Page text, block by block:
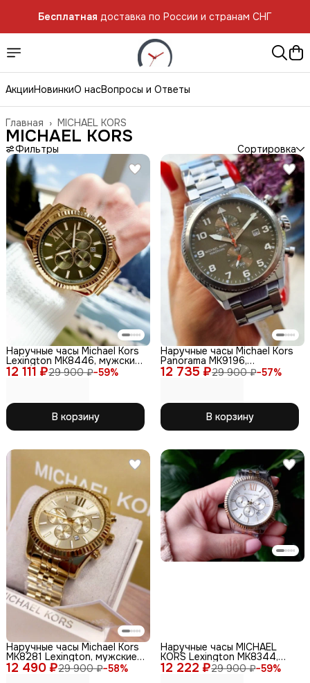
Бесплатная доставка по России и странам СНГ
доставка по России и странам СНГ
АкцииНовинкиО насВопросы и Ответы
MICHAEL KORS
Главная ›
MICHAEL KORS
Фильтры Сортировка
12 111 ₽29 900 ₽−59%
Наручные часы Michael Kors
Lexington MK8446, мужские,
кварцевый механизм,
В корзину
12 735 ₽29 900 ₽−57%
Наручные часы Michael Kors
Panorama MK9196,
нержавеющая сталь,
В корзину
12 490 ₽29 900 ₽−58%
Наручные часы Michael Kors
MK8281 Lexington, мужские,
золотые, кварцевые, 44мм 12 222 ₽29 900 ₽−59%
Наручные часы MICHAEL
KORS Lexington MK8344,
кварцевые, нержавеющая
сталь